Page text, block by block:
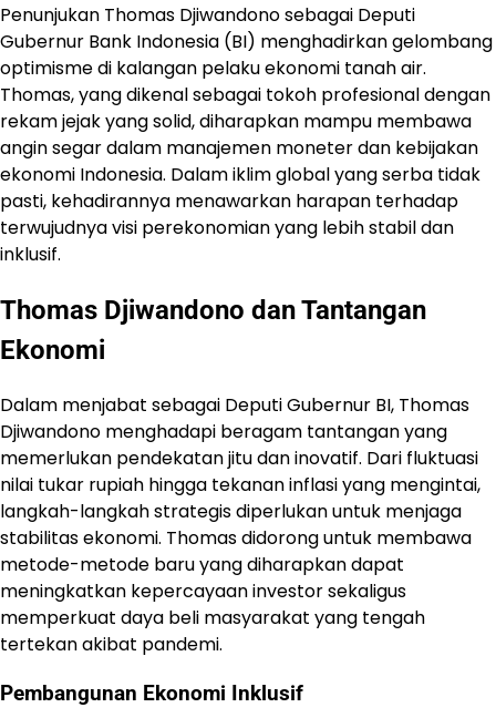
Penunjukan Thomas Djiwandono sebagai Deputi
Gubernur Bank Indonesia (BI) menghadirkan gelombang
optimisme di kalangan pelaku ekonomi tanah air.
Thomas, yang dikenal sebagai tokoh profesional dengan
rekam jejak yang solid, diharapkan mampu membawa
angin segar dalam manajemen moneter dan kebijakan
ekonomi Indonesia. Dalam iklim global yang serba tidak
pasti, kehadirannya menawarkan harapan terhadap
terwujudnya visi perekonomian yang lebih stabil dan
inklusif.
Thomas Djiwandono dan Tantangan
Ekonomi
Dalam menjabat sebagai Deputi Gubernur BI, Thomas
Djiwandono menghadapi beragam tantangan yang
memerlukan pendekatan jitu dan inovatif. Dari fluktuasi
nilai tukar rupiah hingga tekanan inflasi yang mengintai,
langkah-langkah strategis diperlukan untuk menjaga
stabilitas ekonomi. Thomas didorong untuk membawa
metode-metode baru yang diharapkan dapat
meningkatkan kepercayaan investor sekaligus
memperkuat daya beli masyarakat yang tengah
tertekan akibat pandemi.
Pembangunan Ekonomi Inklusif